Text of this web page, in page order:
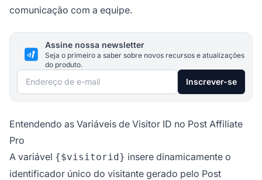
comunicação com a equipe.
Assine nossa newsletter
Seja o primeiro a saber sobre novos recursos e atualizações
do produto.
Endereço de e-mail Inscrever-se
Entendendo as Variáveis de Visitor ID no Post Affiliate
Pro
A variável {$visitorid} insere dinamicamente o
identificador único do visitante gerado pelo Post